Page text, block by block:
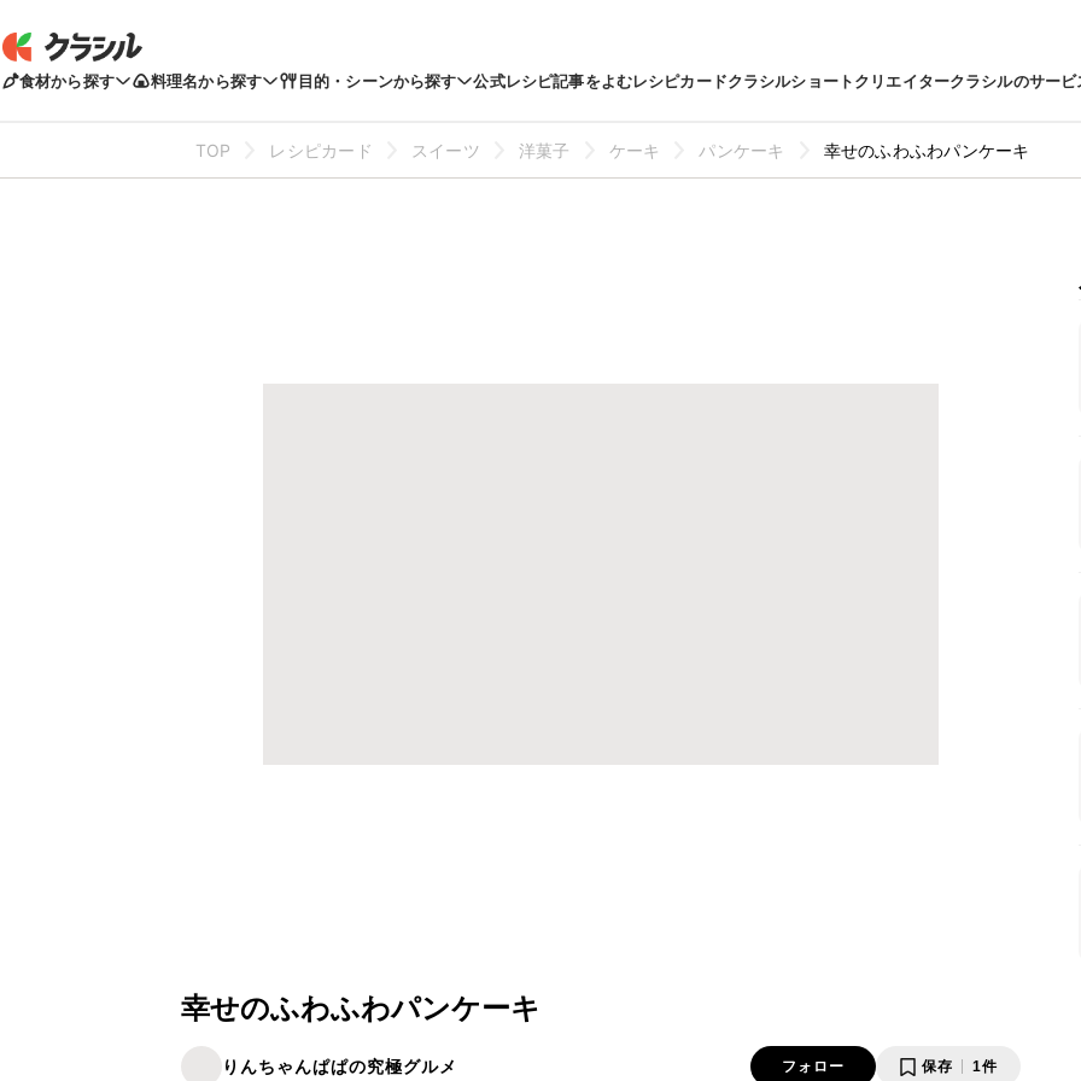
食材から探す 料理名から探す 目的・シーンから探す 公式レシピ記事をよむレシピカードクラシルショートクリエイタークラシルのサービ
TOP レシピカード スイーツ 洋菓子 ケーキ パンケーキ 幸せのふわふわパンケーキ
幸せのふわふわパンケーキ
りんちゃんぱぱの究極グルメ フォロー 保存 1件